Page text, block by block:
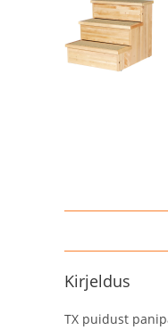
Kirjeldus
TX puidust